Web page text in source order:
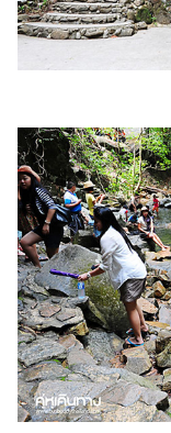
บันเทิง
เกาหลี
ไตล์
ดูด
วง
ผู้
หญิง
ผู้ชาย
สุขภาพ
ท่อง
เที่ยว